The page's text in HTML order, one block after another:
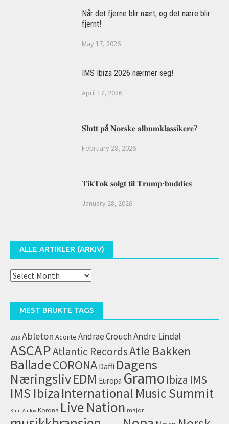
Når det fjerne blir nært, og det nære blir
fjernt!
May 17, 2026
IMS Ibiza 2026 nærmer seg!
April 17, 2026
𝐒𝐥𝐮𝐭𝐭 𝐩å 𝐍𝐨𝐫𝐬𝐤𝐞 𝐚𝐥𝐛𝐮𝐦𝐤𝐥𝐚𝐬𝐬𝐢𝐤𝐞𝐫𝐞?
February 28, 2026
𝐓𝐢𝐤𝐓𝐨𝐤 𝐬𝐨𝐥𝐠𝐭 𝐭𝐢𝐥 𝐓𝐫𝐮𝐦𝐩-𝐛𝐮𝐝𝐝𝐢𝐞𝐬
January 28, 2026
ALLE ARTIKLER (ARKIV)
Alle
MEST BRUKTE TAGS
2018 Ableton Aconte Andrae CrouchAndre Lindal
ASCAPAtlantic RecordsAtle Bakken
BalladeCORONA Daffi Dagens
NæringslivEDM Europa Gramo Ibiza IMS
IMS Ibiza International Music Summit
Knut Aafløy Korona Live Nation major